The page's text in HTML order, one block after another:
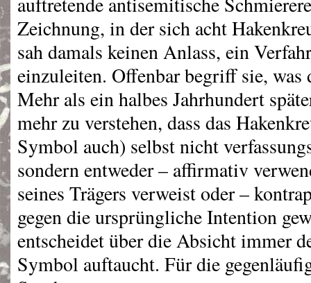
Zeichnung, in der sich acht
sah damals keinen Anlass, ein
einzuleiten. Offenbar begriff sie, was
Mehr als ein halbes Jahrhundert
mehr zu verstehen, dass das
Symbol auch) selbst nicht
sondern entweder – affirmativ
seines Trägers verweist oder –
gegen die ursprüngliche Intention
entscheidet über die Absicht immer
Symbol auftaucht. Für die